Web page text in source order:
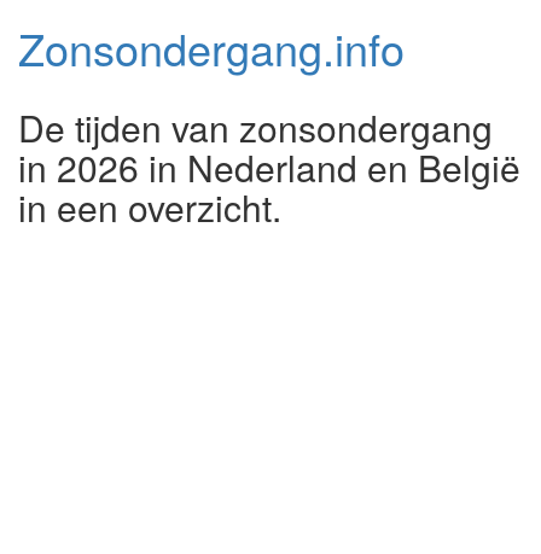
Zonsondergang.info
De tijden van zonsondergang
in 2026 in Nederland en België
in een overzicht.